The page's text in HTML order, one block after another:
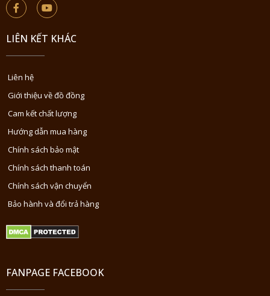
LIÊN KẾT KHÁC
Liên hệ
Giới thiệu về đồ đồng
Cam kết chất lượng
Hướng dẫn mua hàng
Chính sách bảo mật
Chính sách thanh toán
Chính sách vận chuyển
Bảo hành và đổi trả hàng
FANPAGE FACEBOOK